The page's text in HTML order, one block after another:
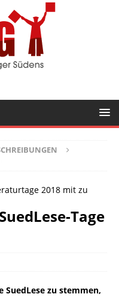
2018 mit zu
Tage
zu stemmen,